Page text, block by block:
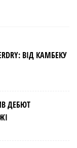
ВІД КАМБЕКУ
ДЕБЮТ